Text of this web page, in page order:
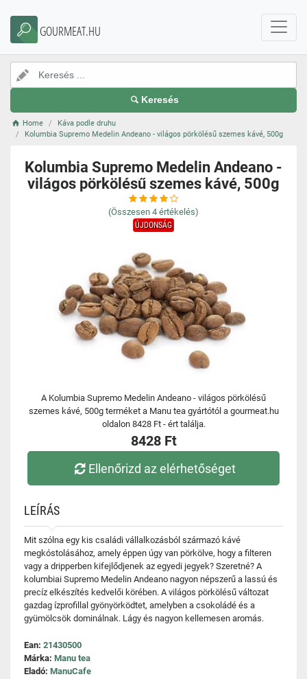
GOURMEAT.HU
Keresés
Home
Káva podle druhu
Kolumbia Supremo Medelin Andeano - világos pörkölésű szemes kávé, 500g
Kolumbia Supremo Medelin Andeano -
világos pörkölésű szemes kávé, 500g
(Összesen 4 értékelés)
ÚJDONSÁG
A Kolumbia Supremo Medelin Andeano - világos pörkölésű
szemes kávé, 500g terméket a Manu tea gyártótól a gourmeat.hu
oldalon 8428 Ft - ért találja.
8428 Ft
Ellenőrizd az elérhetőséget
LEÍRÁS
Mit szólna egy kis családi vállalkozásból származó kávé
megkóstolásához, amely éppen úgy van pörkölve, hogy a filteren
vagy a dripperben kifejlődjenek az egyedi jegyek? Szeretné? A
kolumbiai Supremo Medelin Andeano nagyon népszerű a lassú és
precíz elkészítés kedvelői körében. A világos pörkölésű változat
gazdag ízprofillal gyönyörködtet, amelyben a csokoládé és a
gyümölcsök dominálnak. Lágy és nagyon kellemesen aromás.
Ean: 21430500
Márka: Manu tea
Eladó: ManuCafe